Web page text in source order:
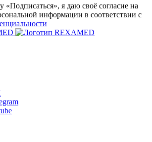
я даю своё согласие на
информации в соответствии с